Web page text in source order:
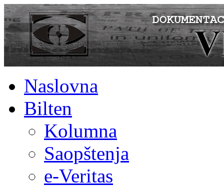
Naslovna
Bilten
Kolumna
Saopštenja
e-Veritas